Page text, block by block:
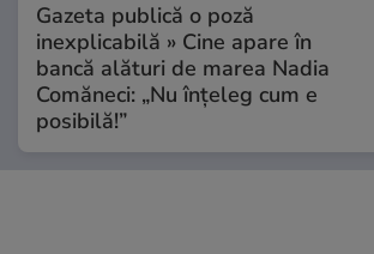
Gazeta publică o poză
inexplicabilă » Cine apare în
bancă alături de marea Nadia
Comăneci: „Nu înțeleg cum e
posibilă!”